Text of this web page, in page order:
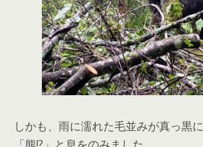
しかも、雨に濡れた毛並みが真っ黒